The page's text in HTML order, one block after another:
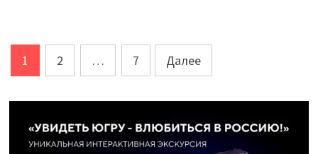
Пагинация
записей
1 2 … 7 Далее